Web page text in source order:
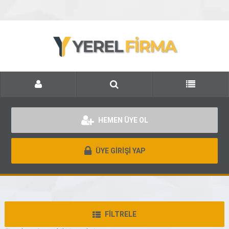
HEMEN ÜYE OL
ÜYE GİRİŞİ YAP
FİLTRELE